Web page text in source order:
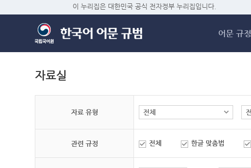
이 누리집은 대한민국 공식 전자정부 누리집입니다.
어문 규정
자료실
자료 유형
관련 규정 전체 한글 맞춤법